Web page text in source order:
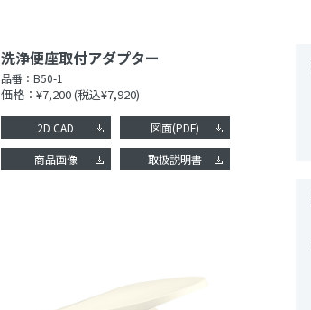
洗浄便座取付アダプター
品番： B50-1
価格：¥7,200(税込¥7,920)
2D CAD 図面(PDF)
商品画像 取扱説明書